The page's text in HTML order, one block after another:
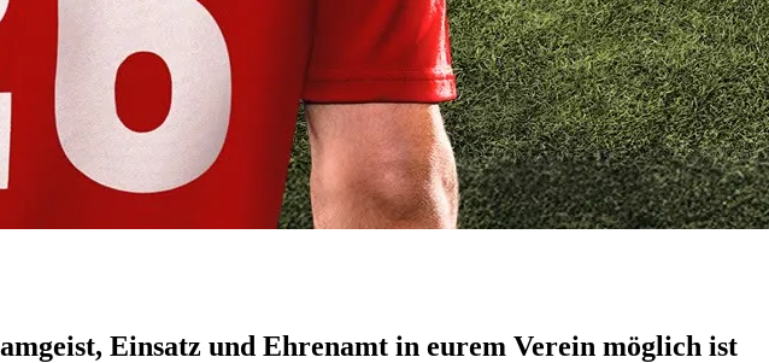
Einsatz und Ehrenamt in eurem Verein möglich ist